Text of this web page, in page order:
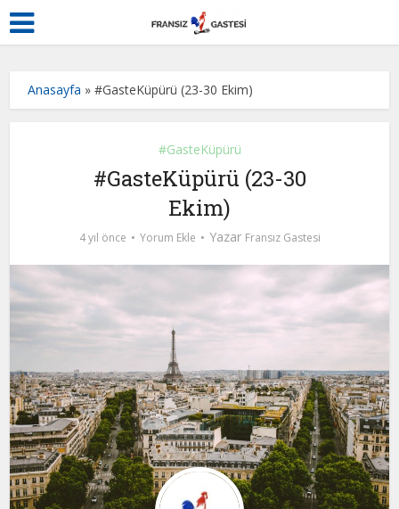
Anasayfa »#GasteKüpürü (23-30 Ekim)
#GasteKüpürü
#GasteKüpürü (23-30
Ekim)
4 yıl önce Yorum Ekle Yazar Fransız Gastesi